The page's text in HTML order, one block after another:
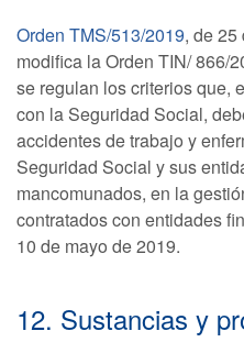
Orden TMS/513/2019, de 25
modifica la Orden TIN/ 866/
se regulan los criterios que,
con la Seguridad Social,
accidentes de trabajo y
Seguridad Social y sus
mancomunados, en la
contratados con entidades
10 de mayo de 2019.
12. Sustancias y